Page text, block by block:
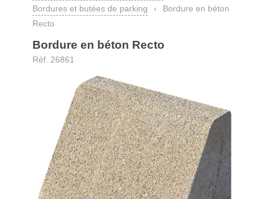
Bordures et butées de parking
›
Bordure en béton
Recto
Bordure en béton Recto
Réf. 26861